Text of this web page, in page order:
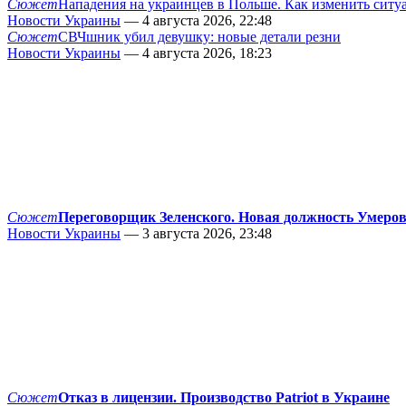
СюжетНападения на украинцев в Польше. Как изменить
Новости Украины — 4 августа 2026, 22:48
СюжетСВЧшник убил девушку: новые детали резни
Новости Украины — 4 августа 2026, 18:23
СюжетПереговорщик Зеленского. Новая должность
Новости Украины — 3 августа 2026, 23:48
СюжетОтказ в лицензии. Производство Patriot в Украине